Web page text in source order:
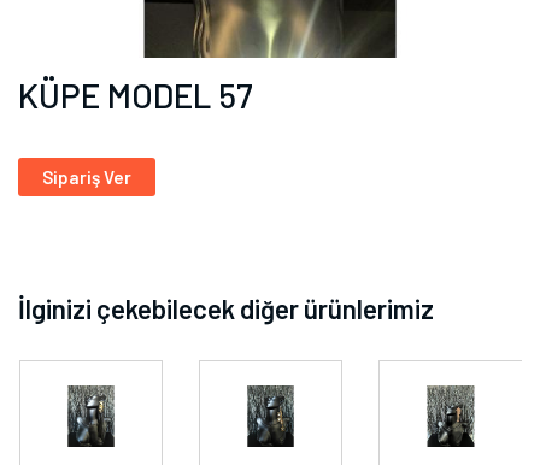
KÜPE MODEL 57
Sipariş Ver
İlginizi çekebilecek diğer ürünlerimiz